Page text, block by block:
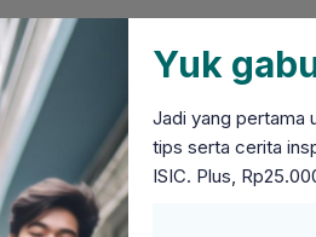
biaya berlangganan yang
bisa mendapatkan
Yuk
Jadi yang pertama
tips serta cerita
ISIC. Plus,